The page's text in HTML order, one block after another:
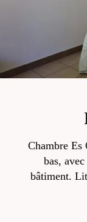
Chambre Es
bas,
bâtiment.